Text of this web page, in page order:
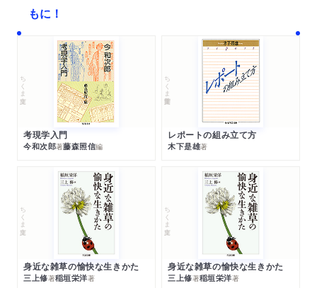
もに！
ちくま文庫
考現学入門
今和次郎著藤森照信編
ちくま学芸文庫
レポートの組み立て方
木下是雄著
ちくま文庫
身近な雑草の愉快な生きかた
三上修著稲垣栄洋著
ちくま文庫
身近な雑草の愉快な生きかた
三上修著稲垣栄洋著